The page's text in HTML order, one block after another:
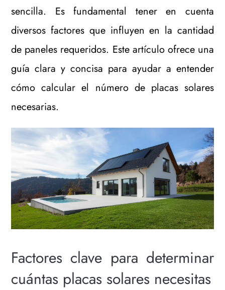
sencilla. Es fundamental tener en cuenta
diversos factores que influyen en la cantidad
de paneles requeridos. Este artículo ofrece una
guía clara y concisa para ayudar a entender
cómo calcular el número de placas solares
necesarias.
Factores clave para determinar
cuántas placas solares necesitas